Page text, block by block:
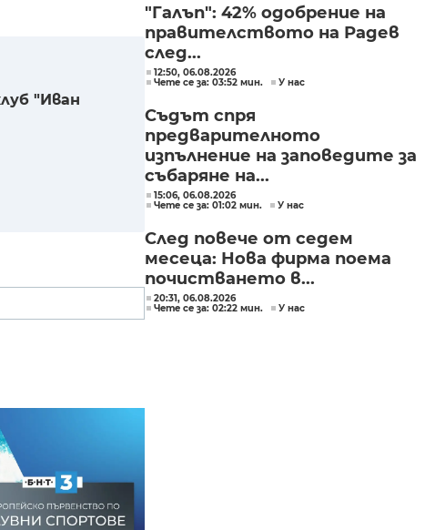
"Иван
"Галъп": 42% одобрение на
правителството на Радев
след...
12:50, 06.08.2026
Чете се за: 03:52 мин.
У нас
Съдът спря
предварителното
изпълнение на заповедите за
събаряне на...
15:06, 06.08.2026
Чете се за: 01:02 мин.
У нас
След повече от седем
месеца: Нова фирма поема
почистването в...
20:31, 06.08.2026
Чете се за: 02:22 мин.
У нас